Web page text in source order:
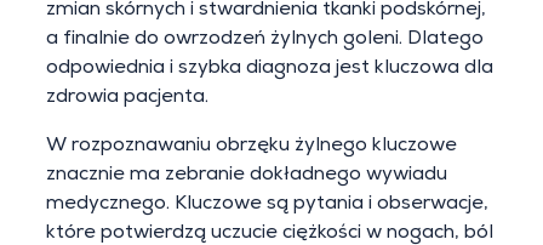
zmian skórnych i stwardnienia tkanki podskórnej,
a finalnie do owrzodzeń żylnych goleni. Dlatego
odpowiednia i szybka diagnoza jest kluczowa dla
zdrowia pacjenta.
W rozpoznawaniu obrzęku żylnego kluczowe
znacznie ma zebranie dokładnego wywiadu
medycznego. Kluczowe są pytania i obserwacje,
które potwierdzą uczucie ciężkości w nogach, ból